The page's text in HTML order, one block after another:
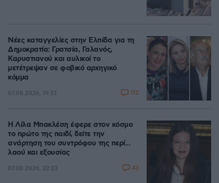
Νέες καταγγελίες στην Ελπίδα για τη
Δημοκρατία: Γρατσία, Γαλανός,
Καρυστιανού και αυλικοί το
μετέτρεψαν σε φοβικό αρχηγικό
κόμμα
07.08.2026, 19:33 112
Η Λίλα Μπακλέση έφερε στον κόσμο
το πρώτο της παιδί, δείτε την
ανάρτηση του συντρόφου της περί...
λαού και εξουσίας
07.08.2026, 22:23 43